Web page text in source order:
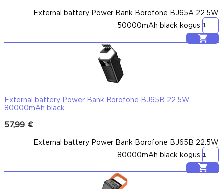
External battery Power Bank Borofone BJ65A 22.5W
50000mAh black kogus
Lisa korvi
External battery Power Bank Borofone BJ65B 22.5W
80000mAh black
57,99 €
External battery Power Bank Borofone BJ65B 22.5W
80000mAh black kogus
Lisa korvi